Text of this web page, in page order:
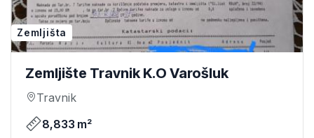
Zemljišta
Zemljište Travnik K.O Varošluk
Travnik
8,833 m²